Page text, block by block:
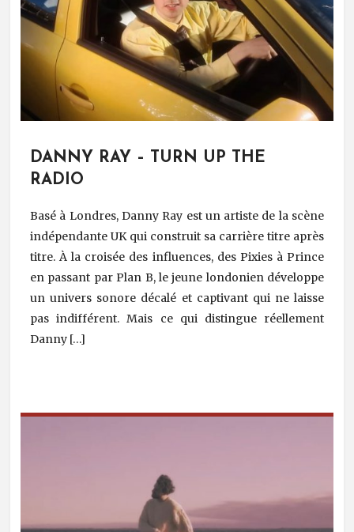
DANNY RAY – TURN UP THE
RADIO
Basé à Londres, Danny Ray est un artiste de la scène
indépendante UK qui construit sa carrière titre après
titre. À la croisée des influences, des Pixies à Prince
en passant par Plan B, le jeune londonien développe
un univers sonore décalé et captivant qui ne laisse
pas indifférent. Mais ce qui distingue réellement
Danny […]